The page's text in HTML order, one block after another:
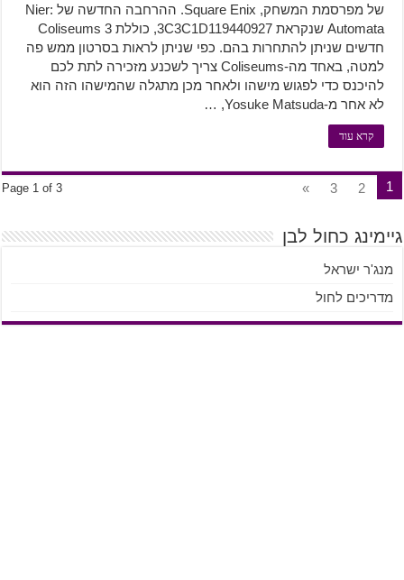
של מפרסמת המשחק, Square Enix. ההרחבה החדשה של Nier:
Automata שנקראת 3C3C1D119440927, כוללת 3 Coliseums
חדשים שניתן להתחרות בהם. כפי שניתן לראות בסרטון ממש פה
למטה, באחד מה-Coliseums צריך לשכנע מזכירה לתת לכם
להיכנס כדי לפגוש מישהו ולאחר מכן מתגלה שהמישהו הזה הוא
לא אחר מ-Yosuke Matsuda, …
קרא עוד
Page 1 of 3 1
2
3
»
גיימינג כחול לבן
מנג'ר ישראל
מדריכים לחול